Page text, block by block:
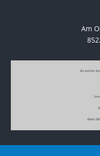
Am
Sie wollen
IBAN